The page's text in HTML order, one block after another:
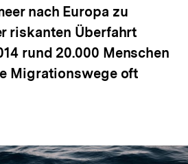
nach Europa zu
riskanten Überfahrt
rund 20.000 Menschen
Migrationswege oft